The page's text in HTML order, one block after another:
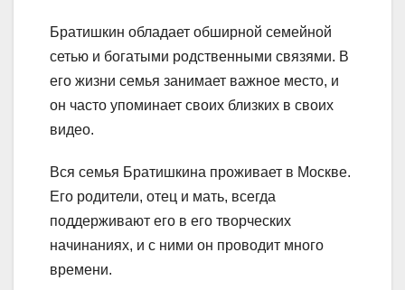
Братишкин обладает обширной семейной
сетью и богатыми родственными связями. В
его жизни семья занимает важное место, и
он часто упоминает своих близких в своих
видео.
Вся семья Братишкина проживает в Москве.
Его родители, отец и мать, всегда
поддерживают его в его творческих
начинаниях, и с ними он проводит много
времени.